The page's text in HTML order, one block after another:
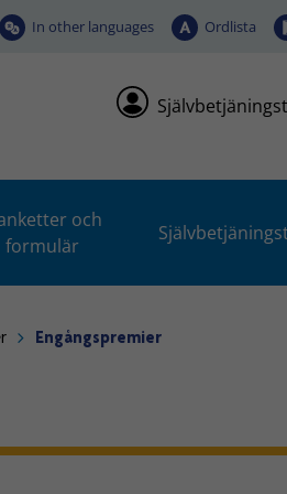
In other languages Ordlista
och
formulär
Engångspremier